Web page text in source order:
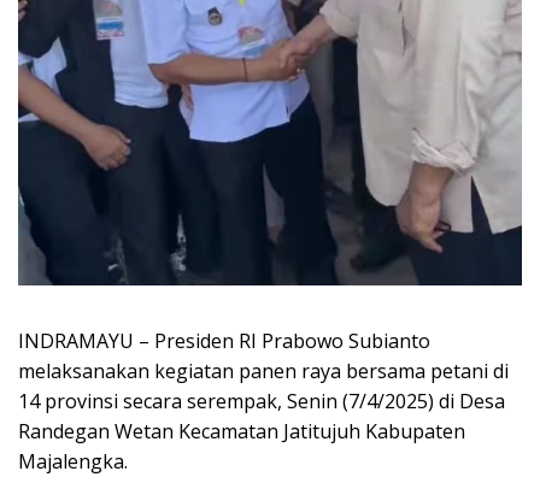
INDRAMAYU – Presiden RI Prabowo Subianto
melaksanakan kegiatan panen raya bersama petani di
14 provinsi secara serempak, Senin (7/4/2025) di Desa
Randegan Wetan Kecamatan Jatitujuh Kabupaten
Majalengka.